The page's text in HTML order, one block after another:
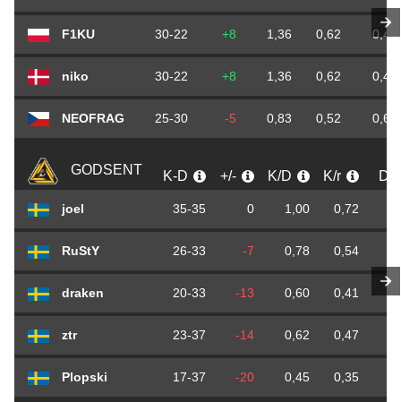
F1KU 30-22 +8 1,36 0,62 0,45
niko 30-22 +8 1,36 0,62 0,45
NEOFRAG 25-30 -5 0,83 0,52 0,62
GODSENT K-D +/- K/D K/r D/r
joel 35-35 0 1,00 0,72
RuStY 26-33 -7 0,78 0,54
draken 20-33 -13 0,60 0,41
ztr 23-37 -14 0,62 0,47
Plopski 17-37 -20 0,45 0,35